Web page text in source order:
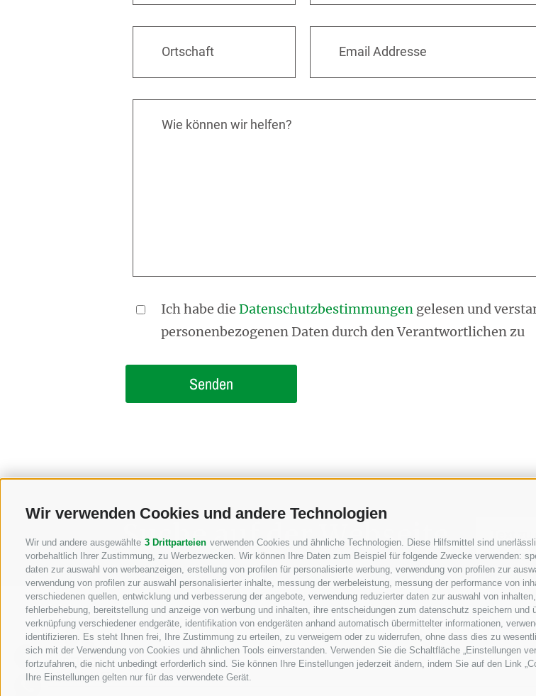
Wir verwenden Cookies und andere Technologien
Wir und andere ausgewählte 3 Drittparteien verwenden Cookies und ähnliche Technologien. Diese Hilfsmittel sind
vorbehaltlich Ihrer Zustimmung, zu Werbezwecken. Wir können Ihre Daten zum Beispiel für folgende Zwecke verwenden:
daten zur auswahl von werbeanzeigen, erstellung von profilen für personalisierte werbung, verwendung von profilen zur
verwendung von profilen zur auswahl personalisierter inhalte, messung der werbeleistung, messung der performance von
verschiedenen quellen, entwicklung und verbesserung der angebote, verwendung reduzierter daten zur auswahl von
fehlerbehebung, bereitstellung und anzeige von werbung und inhalten, ihre entscheidungen zum datenschutz speichern
verknüpfung verschiedener endgeräte, identifikation von endgeräten anhand automatisch übermittelter informationen,
identifizieren. Es steht Ihnen frei, Ihre Zustimmung zu erteilen, zu verweigern oder zu widerrufen, ohne dass dies zu
sich mit der Verwendung von Cookies und ähnlichen Tools einverstanden. Verwenden Sie die Schaltfläche „Einstellungen
fortzufahren, die nicht unbedingt erforderlich sind. Sie können Ihre Einstellungen jederzeit ändern, indem Sie auf den Link
Ihre Einstellungen gelten nur für das verwendete Gerät.
Ortschaft Email Addresse
Wie können wir helfen?
Ich habe die Datenschutzbestimmungen gelesen und
personenbezogenen Daten durch den Verantwortlichen zu
Suche auf der Webseite